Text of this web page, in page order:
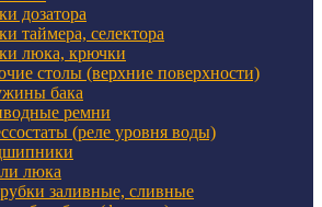
дозатора
таймера, селектора
люка, крючки
столы (верхние поверхности)
бака
ремни
(реле уровня воды)
люка
заливные, сливные